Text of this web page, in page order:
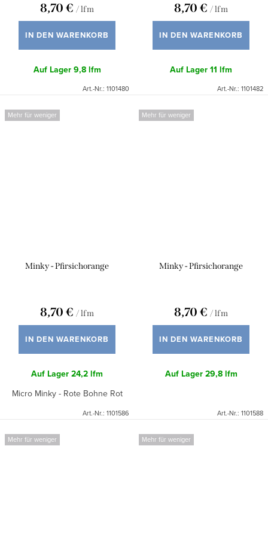
8,70 € / lfm
IN DEN WARENKORB
Auf Lager9,8 lfm
Art.-Nr.: 1101480
8,70 € / lfm
IN DEN WARENKORB
Auf Lager11 lfm
Art.-Nr.: 1101482
Mehr für weniger
Minky - Pfirsichorange
8,70 € / lfm
IN DEN WARENKORB
Auf Lager24,2 lfm
Micro Minky - Rote Bohne Rot
Art.-Nr.: 1101586
Mehr für weniger
Minky - Pfirsichorange
8,70 € / lfm
IN DEN WARENKORB
Auf Lager29,8 lfm
Art.-Nr.: 1101588
Mehr für weniger Mehr für weniger